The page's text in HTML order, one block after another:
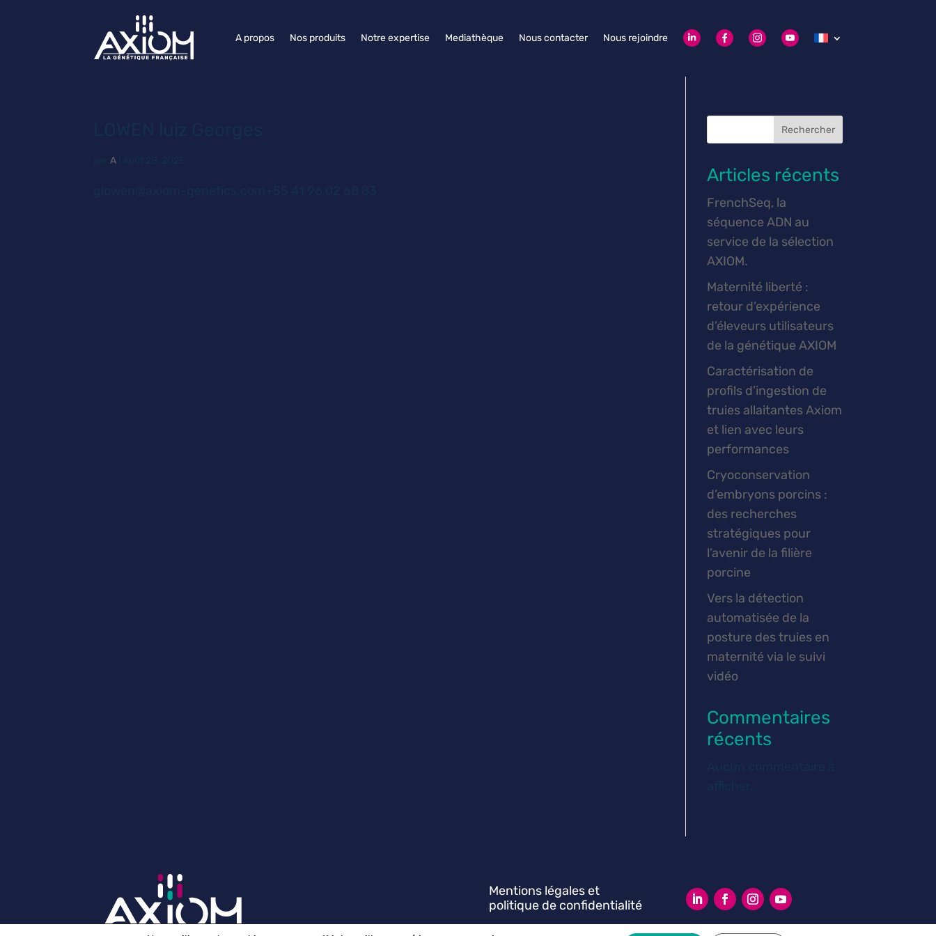
A propos Nos produits Notre expertise Mediathèque Nous contacter Nous rejoindre
parA
Rechercher
Articles récents
FrenchSeq, la
séquence ADN au
service de la sélection
AXIOM.
Maternité liberté :
retour d’expérience
d’éleveurs utilisateurs
de la génétique AXIOM
Caractérisation de
profils d’ingestion de
truies allaitantes Axiom
et lien avec leurs
performances
Cryoconservation
d’embryons porcins :
des recherches
stratégiques pour
l’avenir de la filière
porcine
Vers la détection
automatisée de la
posture des truies en
maternité via le suivi
vidéo
Commentaires
récents
Mentions légales et
politique de confidentialité